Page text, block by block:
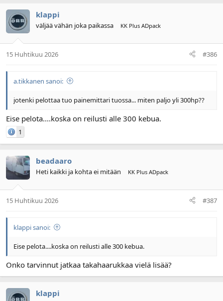
klappi
väljää vähän joka paikassa KK Plus ADpack
15 Huhtikuu 2026 #386
a.tikkanen sanoi:
jotenki pelottaa tuo painemittari tuossa... miten paljo yli 300hp??
Eise pelota....koska on reilusti alle 300 kebua.
1
beadaaro
Heti kaikki ja kohta ei mitään KK Plus ADpack
15 Huhtikuu 2026 #387
klappi sanoi:
Eise pelota....koska on reilusti alle 300 kebua.
Onko tarvinnut jatkaa takahaarukkaa vielä lisää?
klappi